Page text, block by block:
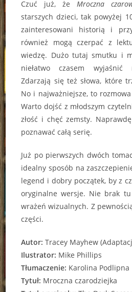
Czuć już, żeMroczna
starszych dzieci, tak powyżej
zainteresowani historią i
również mogą czerpać z
wiedzę. Dużo tutaj smutku i
niełatwo czasem wyjaśnić
Zdarzają się też słowa, które
No i najważniejsze, to
Warto dojść z młodszym
złość i chęć zemsty.
poznawać całą serię.
Już po pierwszych dwóch
idealny sposób na
legend i dobry początek, by z
oryginalne wersje. Nie brak
wrażeń wizualnych. Z
części.
Autor: Tracey Mayhew
Ilustrator: Mike Phillips
Tłumaczenie: Karolina Podlipna
Tytuł: Mroczna czarodziejka